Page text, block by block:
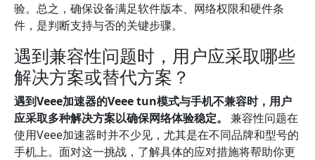
验。总之，确保设备满足软件版本、网络权限和硬件条
件，是判断支持与否的关键步骤。
遇到兼容性问题时，用户应采取哪些
解决方案或替代方案？
遇到Veee加速器的Veee tun模式与手机不兼容时，用户
应采取多种解决方案以确保网络体验稳定。
兼容性问题在
使用Veee加速器时并不少见，尤其是在不同品牌和型号的
手机上。面对这一挑战，了解具体的应对措施将帮助你更